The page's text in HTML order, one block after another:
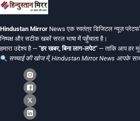
Hindustan Mirror News एक स्वतंत्र डिजिटल न्यूज़
निष्पक्ष और सटीक खबरें सरल भाषा में पहुँचाता है।
हमारा उद्देश्य है — "हर खबर, बिना लाग-लपेट" — ताकि आप हर
सच्चाई की खोज में, Hindustan Mirror News आपके